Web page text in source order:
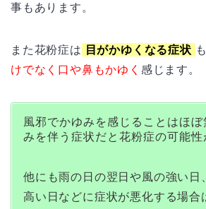
事もあります。
また花粉症は 目がかゆくなる症状
けでなく口や鼻もかゆく 感じます。
風邪でかゆみを感じることはほ
みを伴う症状だと花粉症の可能性
他にも雨の日の翌日や風の強い日
高い日などに症状が悪化する場合